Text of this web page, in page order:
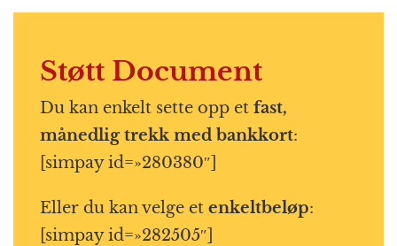
Støtt Document
Du kan enkelt sette opp et fast,
månedlig trekk med bankkort:
[simpay id=»280380″]
Eller du kan velge et enkeltbeløp:
[simpay id=»282505″]